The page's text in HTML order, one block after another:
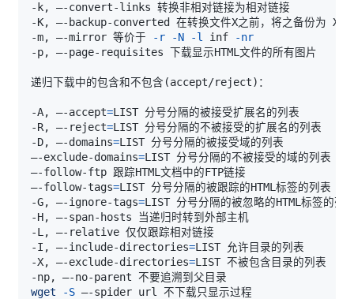
-m, –-mirror 等价于 -r -N -l inf
-nr
递归下载中的包含和不包含 (accept/reject)
-A, –-accept=
-R, –-reject=
-D, –-domains=
–-exclude-domains=
–-follow-tags=
-G, –-ignore-tags=
-I, –-include-directories=
-X, –-exclude-directories=
wget
-S